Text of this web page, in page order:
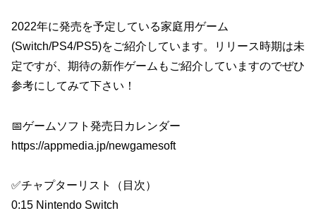
2022年に発売を予定している家庭用ゲーム
(Switch/PS4/PS5)をご紹介しています。リリース時期は未
定ですが、期待の新作ゲームもご紹介していますのでぜひ
参考にしてみて下さい！
📅ゲームソフト発売日カレンダー
https://appmedia.jp/newgamesoft
✅チャプターリスト（目次）
0:15 Nintendo Switch